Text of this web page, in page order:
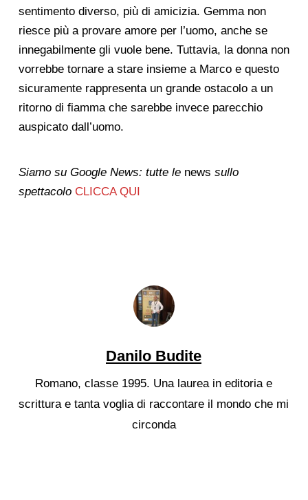
sentimento diverso, più di amicizia. Gemma non
riesce più a provare amore per l’uomo, anche se
innegabilmente gli vuole bene. Tuttavia, la donna non
vorrebbe tornare a stare insieme a Marco e questo
sicuramente rappresenta un grande ostacolo a un
ritorno di fiamma che sarebbe invece parecchio
auspicato dall’uomo.
Siamo su Google News: tutte lenews sullo
spettacolo CLICCA QUI
Danilo Budite
Romano, classe 1995. Una laurea in editoria e
scrittura e tanta voglia di raccontare il mondo che mi
circonda